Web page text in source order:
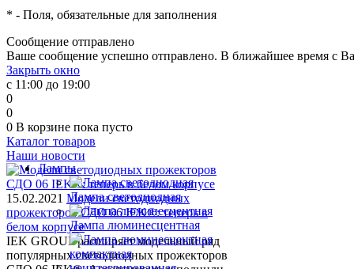
* - Поля, обязательные для заполнения
Сообщение отправлено
Ваше сообщение успешно отправлено. В ближайшее время с
Закрыть окно
с 11:00 до 19:00
0
0
0 В корзине пока пусто
Каталог товаров
Лампы
Лампа светодиодная
Лампа люминесцентная
Наши новости
15.02.2021 Модели светодиодных
прожекторов СДО 06 IEK®: теперь в
белом корпусе
IEK GROUP расширяет модельный ряд
популярных светодиодных прожекторов